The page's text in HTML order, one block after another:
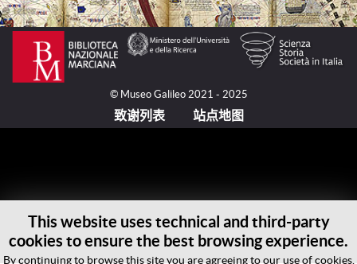
© Museo Galileo 2021 - 2025
致谢列表 站点地图
This website uses technical and third-party
cookies to ensure the best browsing experience.
By continuing to browse this site you are agreeing to our use of cookies.